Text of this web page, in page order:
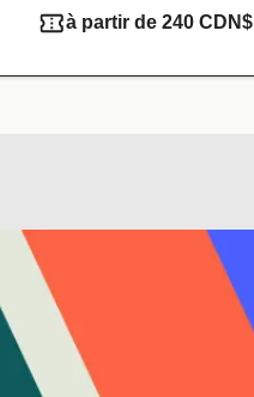
à partir de 240 CDN$